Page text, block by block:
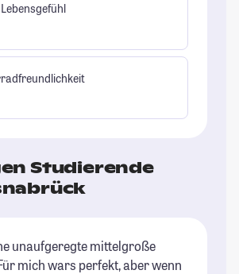
Studierende
unaufgeregte mittelgroße
mich wars perfekt, aber wenn